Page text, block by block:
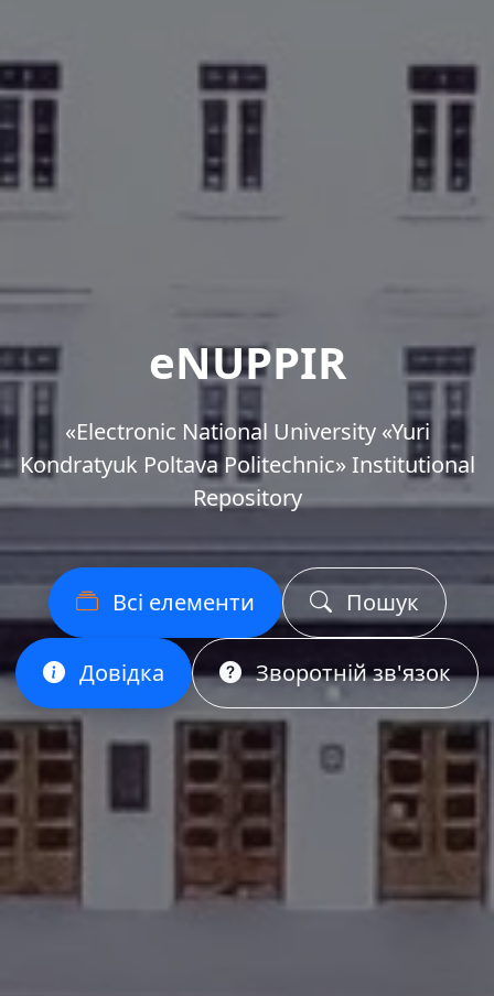
eNUPPIR
«Еlectronic National University «Yuri
Kondratyuk Poltava Politechnic» Institutional
Repository
Всі елементи Пошук
Довідка Зворотній зв'язок